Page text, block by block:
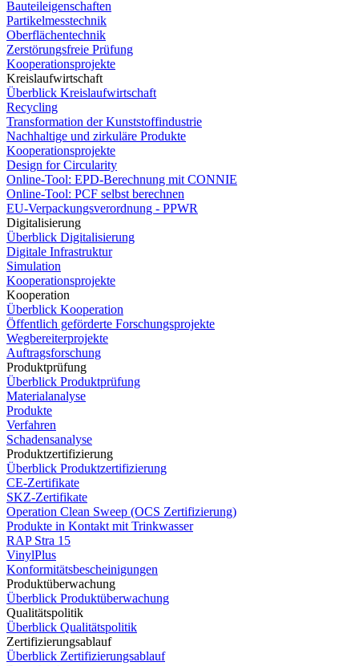
Bauteileigenschaften
Partikelmesstechnik
Oberflächentechnik
Zerstörungsfreie Prüfung
Kooperationsprojekte
Kreislaufwirtschaft
Überblick Kreislaufwirtschaft
Recycling
Transformation der Kunststoffindustrie
Nachhaltige und zirkuläre Produkte
Kooperationsprojekte
Design for Circularity
Online-Tool: EPD-Berechnung mit CONNIE
Online-Tool: PCF selbst berechnen
EU-Verpackungsverordnung - PPWR
Digitalisierung
Überblick Digitalisierung
Digitale Infrastruktur
Simulation
Kooperationsprojekte
Kooperation
Überblick Kooperation
Öffentlich geförderte Forschungsprojekte
Wegbereiterprojekte
Auftragsforschung
Produktprüfung
Überblick Produktprüfung
Materialanalyse
Produkte
Verfahren
Schadensanalyse
Produktzertifizierung
Überblick Produktzertifizierung
CE-Zertifikate
SKZ-Zertifikate
Operation Clean Sweep (OCS Zertifizierung)
Produkte in Kontakt mit Trinkwasser
RAP Stra 15
VinylPlus
Konformitätsbescheinigungen
Produktüberwachung
Überblick Produktüberwachung
Qualitätspolitik
Überblick Qualitätspolitik
Zertifizierungsablauf
Überblick Zertifizierungsablauf